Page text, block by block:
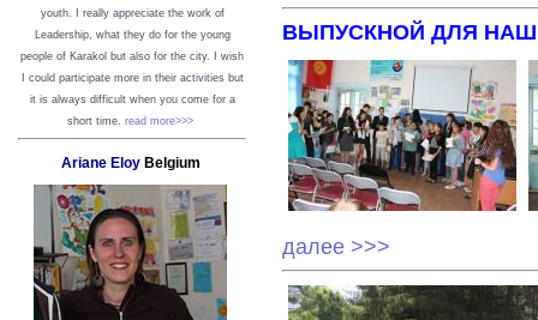
youth. I really appreciate the work of
Leadership, what they do for the young
people of Karakol but also for the city. I wish
I could participate more in their activities but
it is always difficult when you come for a
short time. read more>>>
Ariane Eloy Belgium
ВЫПУСКНОЙ ДЛЯ
далее >>>